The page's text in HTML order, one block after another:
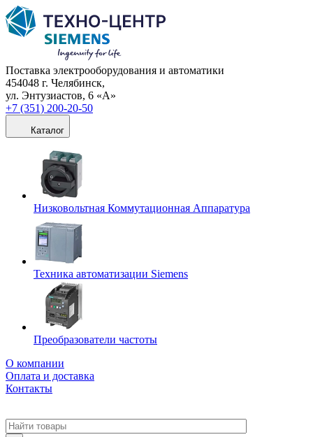
Поставка электрооборудования и автоматики
454048 г. Челябинск,
ул. Энтузиастов, 6 «А»
+7 (351) 200-20-50
Каталог
Низковольтная Коммутационная Аппаратура
Техника автоматизации Siemens
Преобразователи частоты
О компании
Оплата и доставка
Контакты